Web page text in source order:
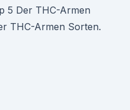
5 Der THC-Armen
THC-Armen Sorten.